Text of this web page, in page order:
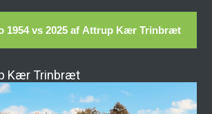
1954 vs 2025 af Attrup Kær Trinbræt
Kær Trinbræt